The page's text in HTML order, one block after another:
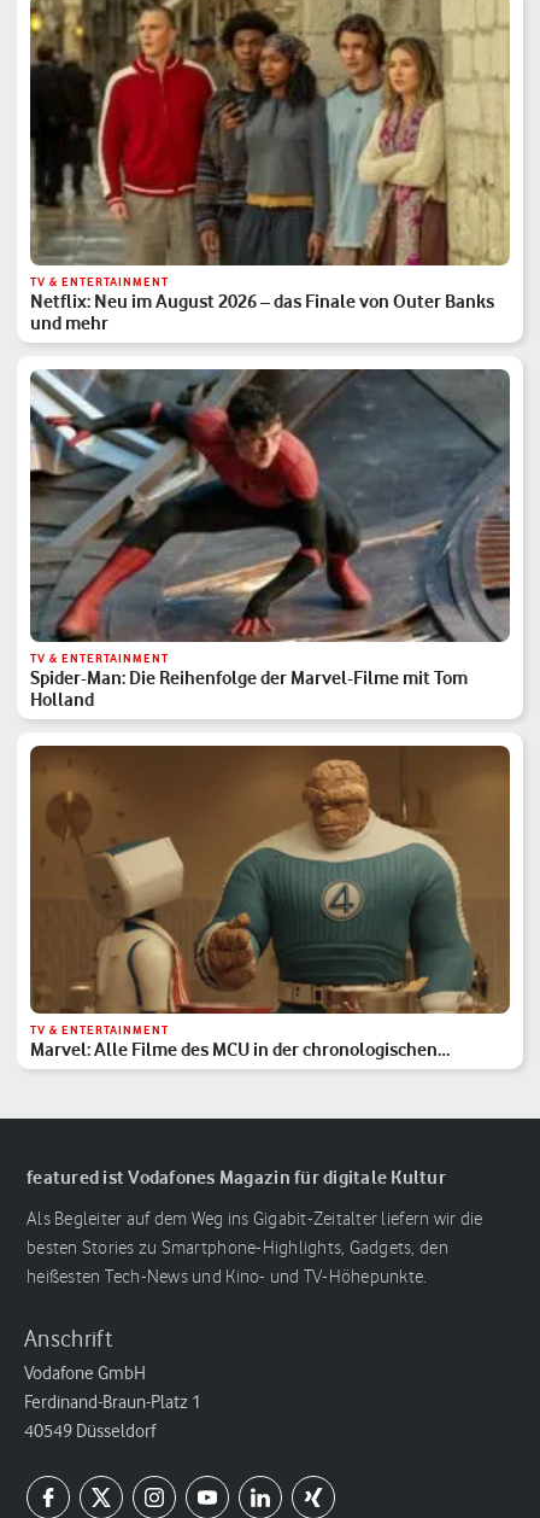
TV & ENTERTAINMENT
Netflix: Neu im August 2026 – das Finale von Outer Banks
und mehr
TV & ENTERTAINMENT
Spider-Man: Die Reihenfolge der Marvel-Filme mit Tom
Holland
TV & ENTERTAINMENT
Marvel: Alle Filme des MCU in der chronologischen
Reihenfolge
featured ist Vodafones Magazin für digitale Kultur
Als Begleiter auf dem Weg ins Gigabit-Zeitalter liefern wir die
besten Stories zu Smartphone-Highlights, Gadgets, den
heißesten Tech-News und Kino- und TV-Höhepunkte.
Anschrift
Vodafone GmbH
Ferdinand-Braun-Platz 1
40549 Düsseldorf